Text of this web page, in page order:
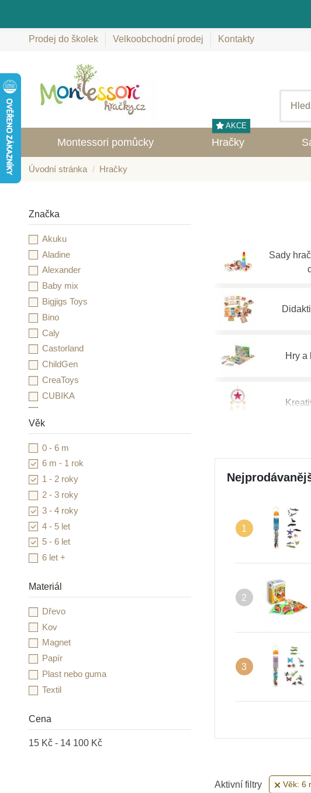
Prodej do školek Velkoobchodní prodej Kontakty
Montessori pomůcky Hračky
AKCE
Úvodní stránka Hračky
Sady
Hry a
1
2
3
Aktivní filtry Věk: 6
Značka
Akuku
Aladine
Alexander
Baby mix
Bigjigs Toys
Bino
Caly
Castorland
ChildGen
CreaToys
CUBIKA
Djeco
Duhová kočka
Dvě děti
Educo
Folia
Goki
Grafix
Heimess
HOLZTIGER
INFOA
Janod
JIRI MODELS a.s.
Kidedu
Learning Resources
Lesní svět
Little Dutch
Lucy & Leo
Mandaly pro děti
MontessoriHracky.cz
Věk
0 - 6 m
6 m - 1 rok
1 - 2 roky
2 - 3 roky
3 - 4 roky
4 - 5 let
5 - 6 let
6 let +
Materiál
Dřevo
Kov
Magnet
Papír
Plast nebo guma
Textil
Cena
15 Kč - 14 100 Kč